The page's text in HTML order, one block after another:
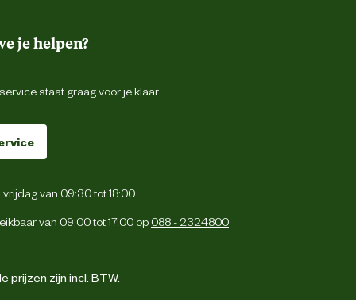
je helpen?
staat graag voor je klaar.
van 09:30 tot 18:00
van 09:00 tot 17:00 op 088 - 2324800
prijzen zijn incl. BTW.